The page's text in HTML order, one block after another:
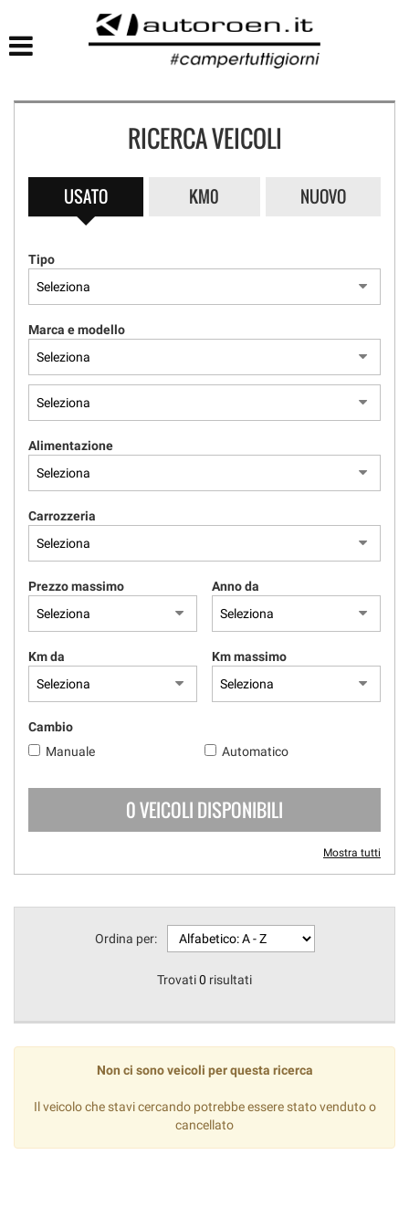
RICERCA VEICOLI
USATO KM0 NUOVO
Tipo
Marca e modello
Alimentazione
Carrozzeria
Prezzo massimo Anno da
Km da Km massimo
Cambio
Manuale
Automatico
0 VEICOLI DISPONIBILI
Mostra tutti
Ordina per:
Trovati0 risultati
Non ci sono veicoli per questa ricerca
Il veicolo che stavi cercando potrebbe essere stato venduto o
cancellato